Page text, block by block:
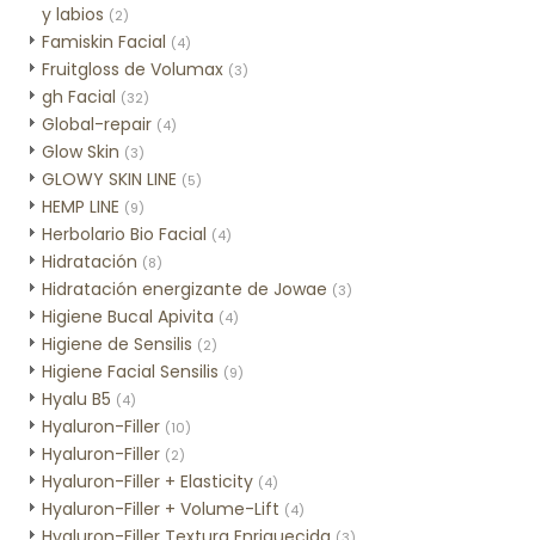
y labios (2)
Famiskin Facial (4)
Fruitgloss de Volumax (3)
gh Facial (32)
Global-repair (4)
Glow Skin (3)
GLOWY SKIN LINE (5)
HEMP LINE (9)
Herbolario Bio Facial (4)
Hidratación (8)
Hidratación energizante de Jowae (3)
Higiene Bucal Apivita (4)
Higiene de Sensilis (2)
Higiene Facial Sensilis (9)
Hyalu B5 (4)
Hyaluron-Filler (10)
Hyaluron-Filler (2)
Hyaluron-Filler + Elasticity (4)
Hyaluron-Filler + Volume-Lift (4)